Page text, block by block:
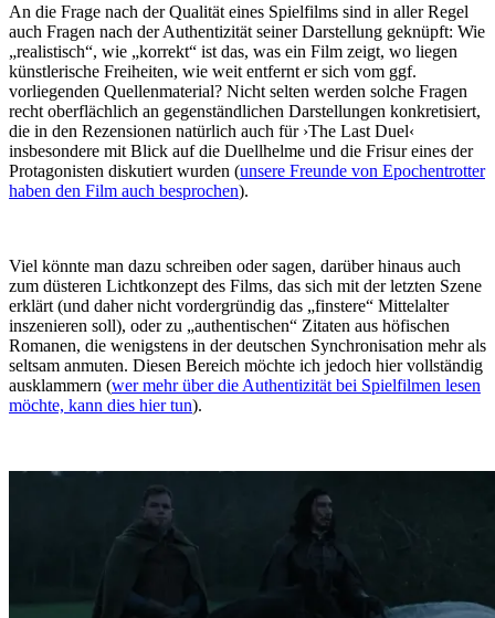
An die Frage nach der Qualität eines Spielfilms sind in aller Regel
auch Fragen nach der Authentizität seiner Darstellung geknüpft: Wie
„realistisch“, wie „korrekt“ ist das, was ein Film zeigt, wo liegen
künstlerische Freiheiten, wie weit entfernt er sich vom ggf.
vorliegenden Quellenmaterial? Nicht selten werden solche Fragen
recht oberflächlich an gegenständlichen Darstellungen konkretisiert,
die in den Rezensionen natürlich auch für ›The Last Duel‹
insbesondere mit Blick auf die Duellhelme und die Frisur eines der
Protagonisten diskutiert wurden (unsere Freunde von Epochentrotter
haben den Film auch besprochen).
Viel könnte man dazu schreiben oder sagen, darüber hinaus auch
zum düsteren Lichtkonzept des Films, das sich mit der letzten Szene
erklärt (und daher nicht vordergründig das „finstere“ Mittelalter
inszenieren soll), oder zu „authentischen“ Zitaten aus höfischen
Romanen, die wenigstens in der deutschen Synchronisation mehr als
seltsam anmuten. Diesen Bereich möchte ich jedoch hier vollständig
ausklammern (wer mehr über die Authentizität bei Spielfilmen lesen
möchte, kann dies hier tun).